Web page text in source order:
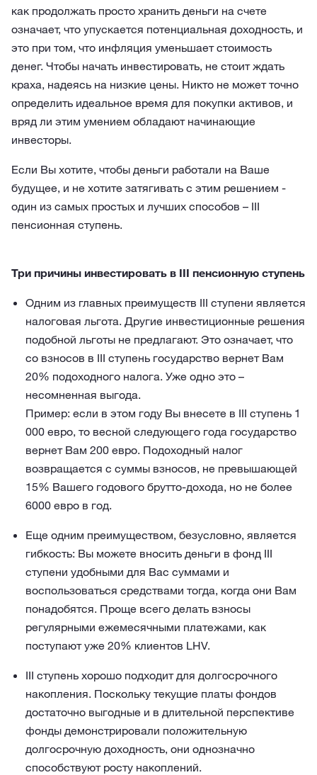
как продолжать просто хранить деньги на счете
означает, что упускается потенциальная доходность, и
это при том, что инфляция уменьшает стоимость
денег. Чтобы начать инвестировать, не стоит ждать
краха, надеясь на низкие цены. Никто не может точно
определить идеальное время для покупки активов, и
вряд ли этим умением обладают начинающие
инвесторы.
Если Вы хотите, чтобы деньги работали на Ваше
будущее, и не хотите затягивать с этим решением -
один из самых простых и лучших способов – III
пенсионная ступень.
Три причины инвестировать в III пенсионную ступень
Одним из главных преимуществ III ступени является
налоговая льгота. Другие инвестиционные решения
подобной льготы не предлагают. Это означает, что
со взносов в III ступень государство вернет Вам
20% подоходного налога. Уже одно это –
несомненная выгода.
Пример: если в этом году Вы внесете в III ступень 1
000 евро, то весной следующего года государство
вернет Вам 200 евро. Подоходный налог
возвращается с суммы взносов, не превышающей
15% Вашего годового брутто-дохода, но не более
6000 евро в год.
Еще одним преимуществом, безусловно, является
гибкость: Вы можете вносить деньги в фонд III
ступени удобными для Вас суммами и
воспользоваться средствами тогда, когда они Вам
понадобятся. Проще всего делать взносы
регулярными ежемесячными платежами, как
поступают уже 20% клиентов LHV.
III ступень хорошо подходит для долгосрочного
накопления. Поскольку текущие платы фондов
достаточно выгодные и в длительной перспективе
фонды демонстрировали положительную
долгосрочную доходность, они однозначно
способствуют росту накоплений.